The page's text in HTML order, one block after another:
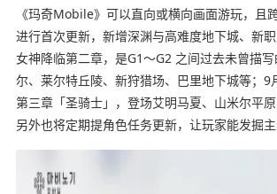
《玛奇Mobile》可以直向或横向画面游玩，且
进行首次更新，新增深渊与高难度地下城、新
女神降临第二章，是G1～G2 之间过去未曾描
尔、莱尔特丘陵、新狩猎场、巴里地下城等；9
第三章「圣骑士」，登场艾明马夏、山米尔平原
另外也将定期提角色任务更新，让玩家能发掘主